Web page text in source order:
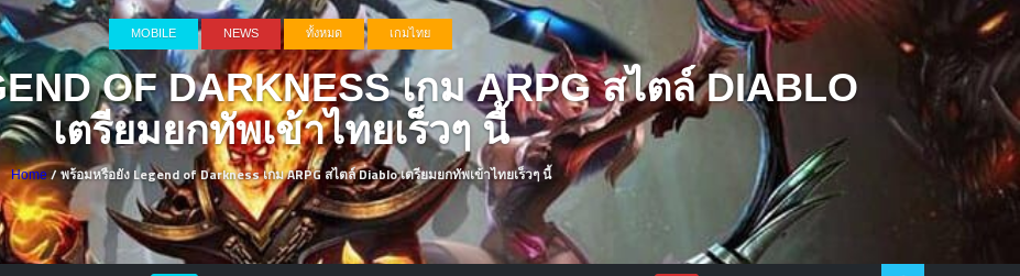
MOBILE NEWS ทั้งหมด เกมไทย
OF DARKNESS เกม ARPG สไตล์ DIABLO
เตรียมยกทัพเข้าไทยเร็วๆ นี้
Home/ พร้อมหรือยัง Legend of Darkness เกม ARPG สไตล์ Diablo เตรียมยกทัพเข้าไทยเร็วๆ นี้